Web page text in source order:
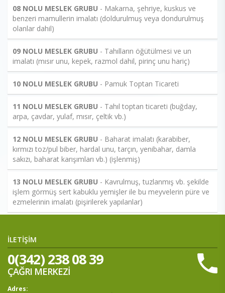
08 NOLU MESLEK GRUBU - Makarna, şehriye, kuskus ve
benzeri mamullerin imalatı (doldurulmuş veya dondurulmuş
olanlar dahil)
09 NOLU MESLEK GRUBU - Tahılların öğütülmesi ve un
imalatı (mısır unu, kepek, razmol dahil, pirinç unu hariç)
10 NOLU MESLEK GRUBU - Pamuk Toptan Ticareti
11 NOLU MESLEK GRUBU - Tahıl toptan ticareti (buğday,
arpa, çavdar, yulaf, mısır, çeltik vb.)
12 NOLU MESLEK GRUBU - Baharat imalatı (karabiber,
kırmızı toz/pul biber, hardal unu, tarçın, yenibahar, damla
sakızı, baharat karışımları vb.) (işlenmiş)
13 NOLU MESLEK GRUBU - Kavrulmuş, tuzlanmış vb. şekilde
işlem görmüş sert kabuklu yemişler ile bu meyvelerin püre ve
ezmelerinin imalatı (pişirilerek yapılanlar)
İLETİŞİM
0(342) 238 08 39
ÇAĞRI MERKEZİ
Adres: